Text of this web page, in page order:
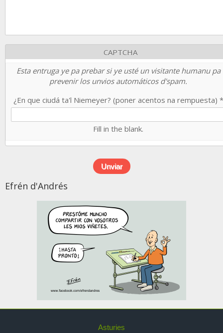
CAPTCHA
Esta entruga ye pa prebar si ye usté un visitante humanu pa
prevenir los unvios automáticos d'spam.
¿En que ciudá ta'l Niemeyer? (poner acentos na rempuesta) *
Fill in the blank.
Efrén d'Andrés
Asturies